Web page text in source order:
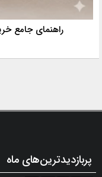
راهنمای جامع
پربازدیدترین‌های ماه